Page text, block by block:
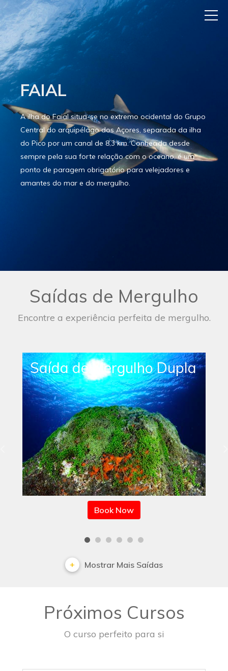
FAIAL
A ilha do Faial situa-se no extremo ocidental do Grupo
Central do arquipélago dos Açores, separada da ilha
do Pico por um canal de 8,3 km. Conhecida desde
sempre pela sua forte relação com o oceano, é um
ponto de paragem obrigatório para velejadores e
amantes do mar e do mergulho.
Saídas de Mergulho
Encontre a experiência perfeita de mergulho.
Saída de Mergulho
Simples
Book Now
Mostrar Mais Saídas
Próximos Cursos
O curso perfeito para si